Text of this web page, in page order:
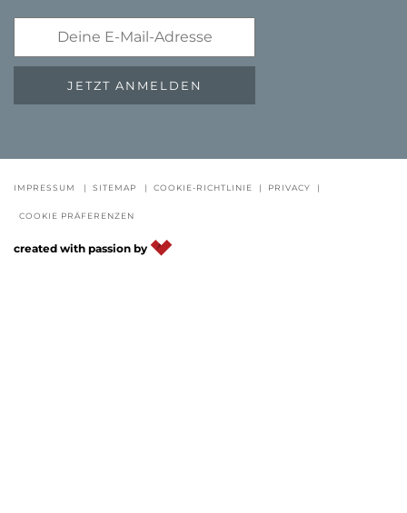
GUTSCHEINE FAQ - QUALITÄTSGARANTIE
DE IT EN
JETZT ANMELDEN
IMPRESSUM | SITEMAP | COOKIE-RICHTLINIE | PRIVACY |
COOKIE PRÄFERENZEN
created with passion by